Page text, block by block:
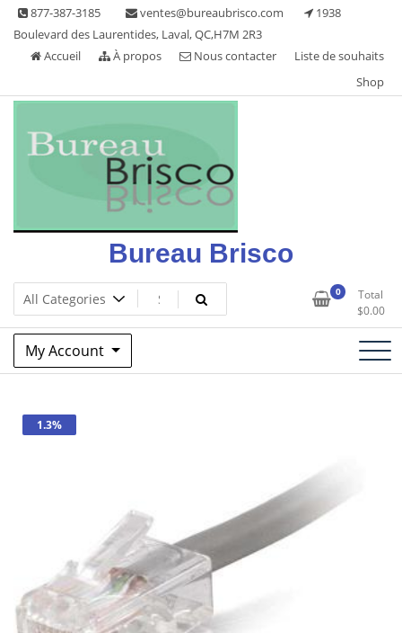
Skip 877-387-3185 ventes@bureaubrisco.com
1938
Boulevard des Laurentides, Laval, QC,H7M 2R3
Accueil
À propos Nous contacter
Liste de souhaits
Shop
Bureau Brisco
0
Total
$0.00
My Account
1.3%